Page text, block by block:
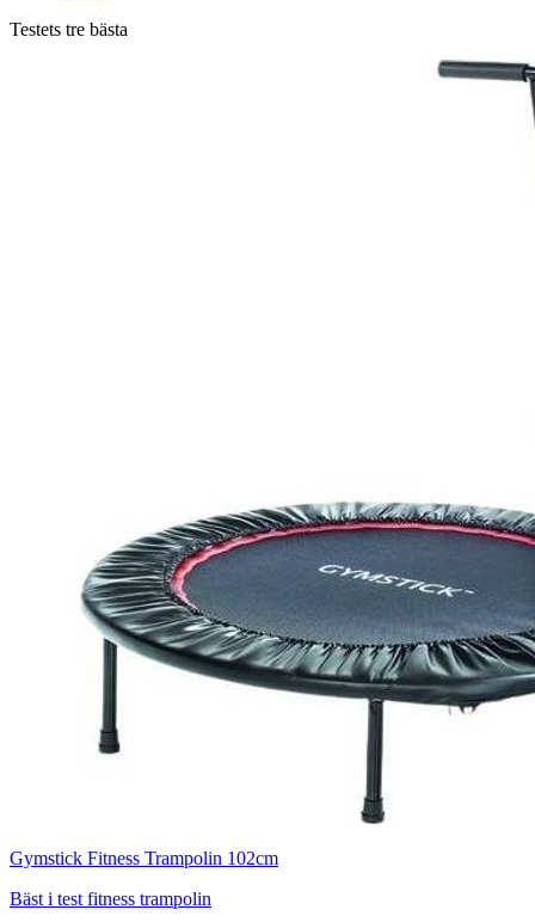
Testets tre bästa
Gymstick Fitness Trampolin 102cm
Bäst i test fitness trampolin